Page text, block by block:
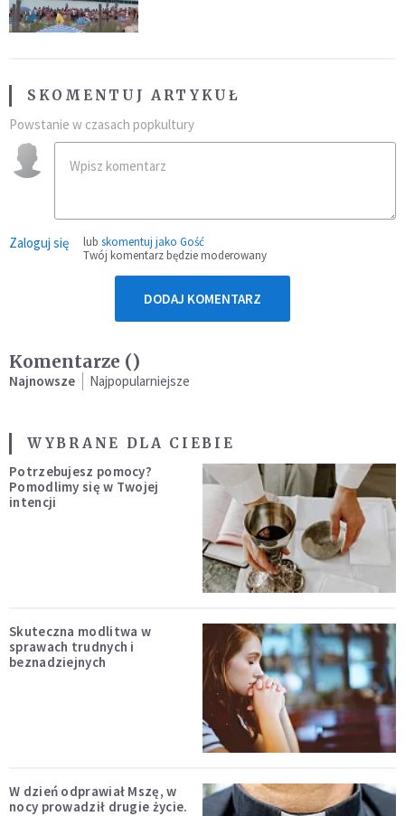
SKOMENTUJ ARTYKUŁ
Powstanie w czasach popkultury
Zaloguj się lub skomentuj jako Gość
Twój komentarz będzie moderowany
DODAJ KOMENTARZ
Komentarze ()
Najnowsze Najpopularniejsze
WYBRANE DLA CIEBIE
Potrzebujesz pomocy?
Pomodlimy się w Twojej
intencji
Skuteczna modlitwa w
sprawach trudnych i
beznadziejnych
W dzień odprawiał Mszę, w
nocy prowadził drugie życie.